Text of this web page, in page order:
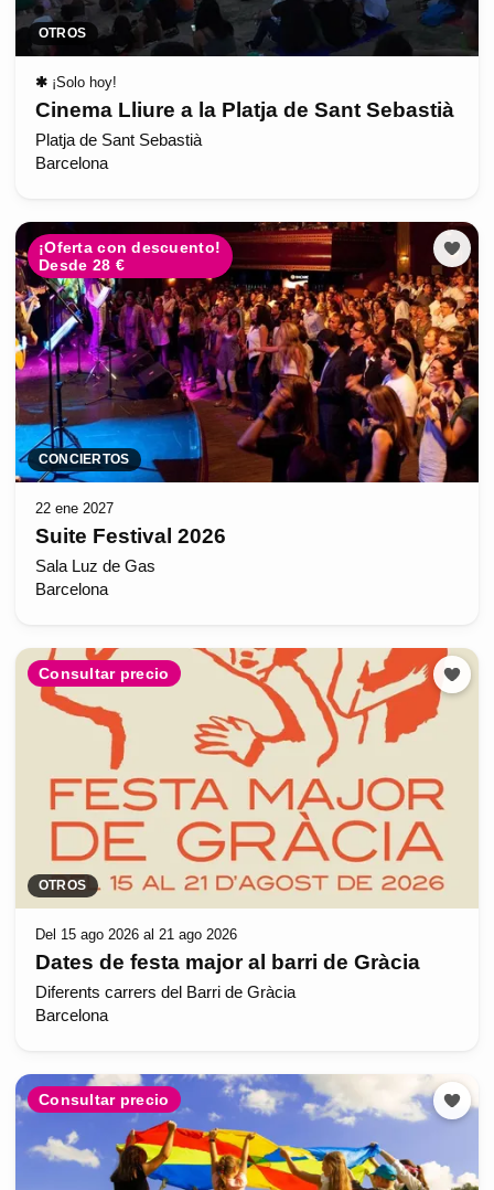
OTROS
✱ ¡Solo hoy!
Cinema Lliure a la Platja de Sant Sebastià
Platja de Sant Sebastià
Barcelona
¡Oferta con descuento!
Desde 28 €
CONCIERTOS
22 ene 2027
Suite Festival 2026
Sala Luz de Gas
Barcelona
Consultar precio
OTROS
Del 15 ago 2026 al 21 ago 2026
Dates de festa major al barri de Gràcia
Diferents carrers del Barri de Gràcia
Barcelona
Consultar precio